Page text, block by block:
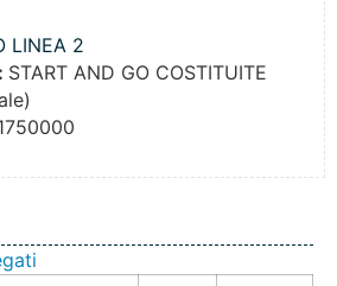
LINEA 2
START AND GO COSTITUITE